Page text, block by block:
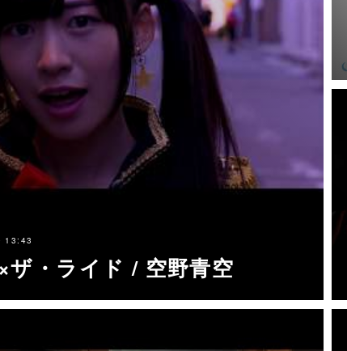
13:43
ザ・ライド / 空野青空